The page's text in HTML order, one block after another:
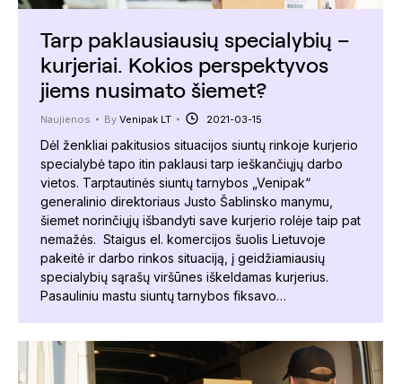
Tarp paklausiausių specialybių –
kurjeriai. Kokios perspektyvos
jiems nusimato šiemet?
Naujienos By Venipak LT 2021-03-15
Dėl ženkliai pakitusios situacijos siuntų rinkoje kurjerio
specialybė tapo itin paklausi tarp ieškančiųjų darbo
vietos. Tarptautinės siuntų tarnybos „Venipak“
generalinio direktoriaus Justo Šablinsko manymu,
šiemet norinčiųjų išbandyti save kurjerio rolėje taip pat
nemažės. Staigus el. komercijos šuolis Lietuvoje
pakeitė ir darbo rinkos situaciją, į geidžiamiausių
specialybių sąrašų viršūnes iškeldamas kurjerius.
Pasauliniu mastu siuntų tarnybos fiksavo…